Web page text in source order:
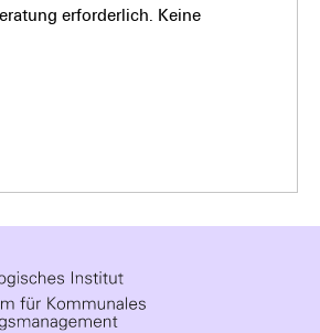
erforderlich. Keine